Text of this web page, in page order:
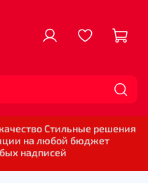
Стильные решения
на любой бюджет
надписей